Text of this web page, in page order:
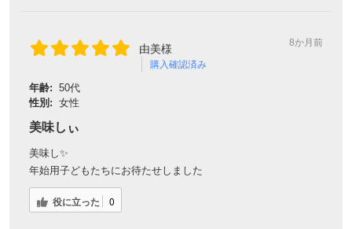
由美様
購入確認済み
8か月前
年齢: 50代
性別: 女性
美味しぃ
美味し✨
年始用子どもたちにお待たせしました
役に立った 0